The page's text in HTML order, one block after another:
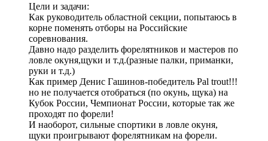
Цели и задачи:
Как руководитель областной секции, попытаюсь в
корне поменять отборы на Российские
соревнования.
Давно надо разделить форелятников и мастеров по
ловле окуня,щуки и т.д.(разные палки, приманки,
руки и т.д.)
Как пример Денис Гашинов-победитель Pal trout!!!
но не получается отобраться (по окунь, щука) на
Кубок России, Чемпионат России, которые так же
проходят по форели!
И наоборот, сильные спортики в ловле окуня,
щуки проигрывают форелятникам на форели.